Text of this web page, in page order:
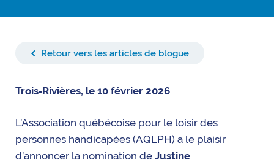
Retour vers les articles de blogue
Trois‑Rivières, le 10 février 2026
L’Association québécoise pour le loisir des
personnes handicapées (AQLPH) a le plaisir
d’annoncer la nomination de Justine